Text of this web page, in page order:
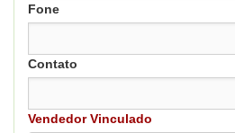
Fone
Contato
Vendedor Vinculado